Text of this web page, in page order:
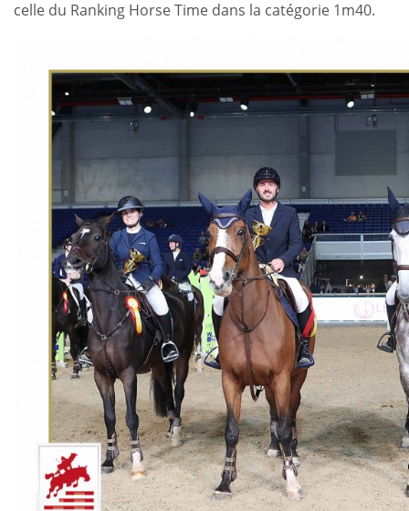
celle du Ranking Horse Time dans la catégorie 1m40.